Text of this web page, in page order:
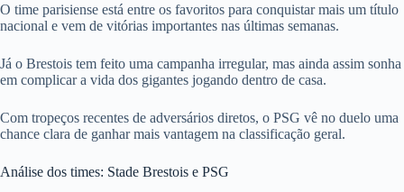
O time parisiense está entre os favoritos para conquistar mais um título
nacional e vem de vitórias importantes nas últimas semanas.
Já o Brestois tem feito uma campanha irregular, mas ainda assim sonha
em complicar a vida dos gigantes jogando dentro de casa.
Com tropeços recentes de adversários diretos, o PSG vê no duelo uma
chance clara de ganhar mais vantagem na classificação geral.
Análise dos times: Stade Brestois e PSG